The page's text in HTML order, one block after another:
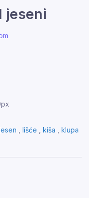
jeseni
lišće kiša
klupa